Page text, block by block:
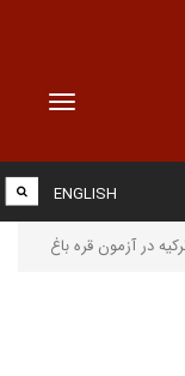
Toggle
ENGLISH
در آزمون قره باغ